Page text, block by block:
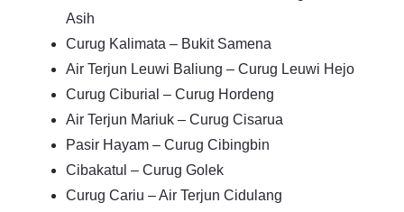
Asih
Curug Kalimata – Bukit Samena
Air Terjun Leuwi Baliung – Curug Leuwi Hejo
Curug Ciburial – Curug Hordeng
Air Terjun Mariuk – Curug Cisarua
Pasir Hayam – Curug Cibingbin
Cibakatul – Curug Golek
Curug Cariu – Air Terjun Cidulang